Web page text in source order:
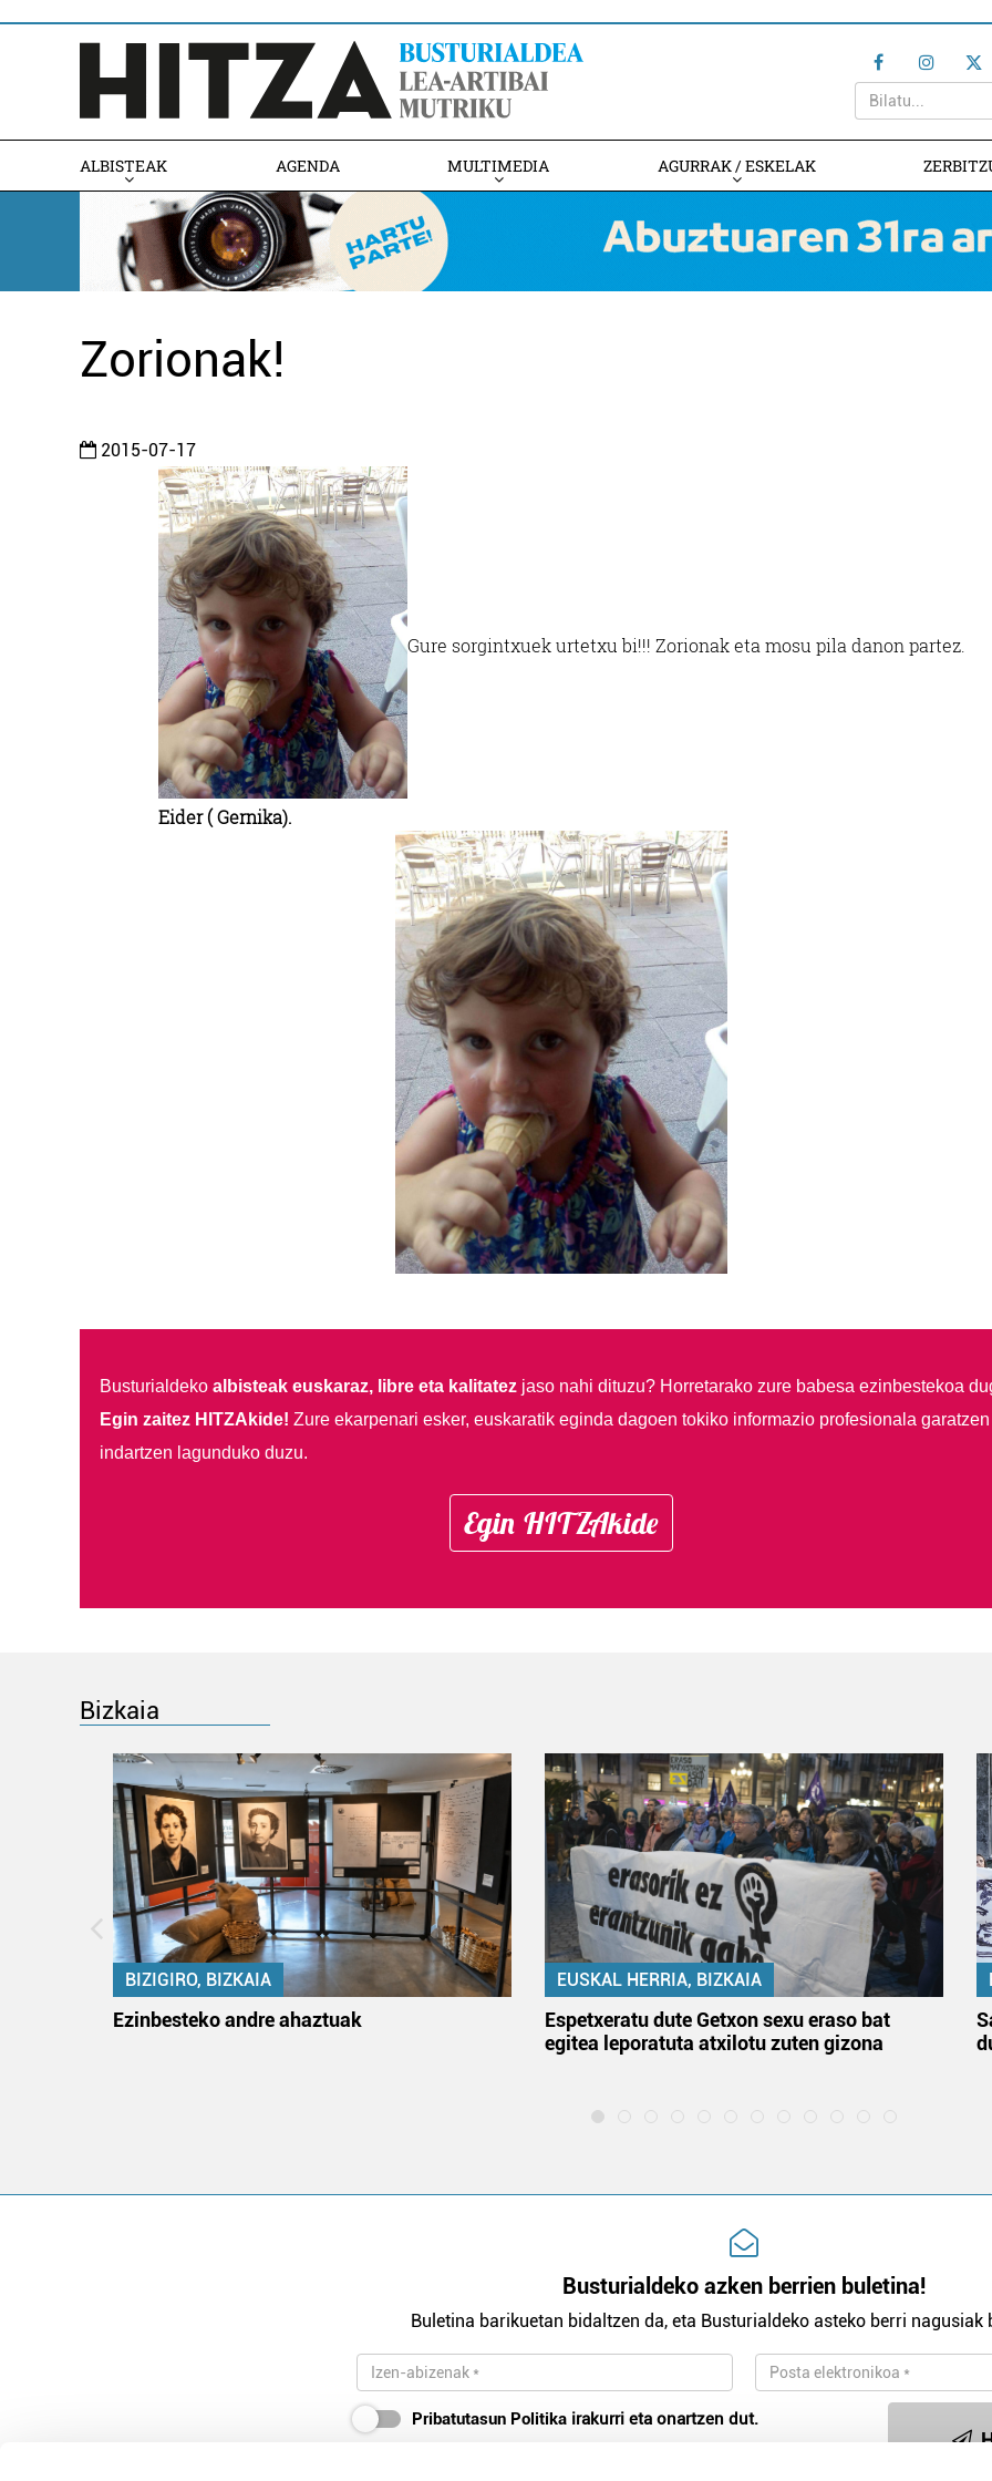
ALBISTEAK AGENDA MULTIMEDIA AGURRAK / ESKELAK
Zorionak!
2015-07-17
Eider ( Gernika).
Gure sorgintxuek urtetxu bi!!! Zorionak eta mosu pila danon partez.
Busturialdeko albisteak euskaraz, libre eta kalitatezjaso nahi dituzu? Horretarako zure babesa ezinbestekoa
Egin zaitez HITZAkide! Zure ekarpenari esker, euskaratik eginda dagoen tokiko informazio profesionala garatzen
indartzen lagunduko duzu.
Egin HITZAkide
Bizkaia
BIZIGIRO, BIZKAIA
Ezinbesteko andre ahaztuak
EUSKAL HERRIA, BIZKAIA
Espetxeratu dute Getxon sexu eraso bat
egitea leporatuta atxilotu zuten gizona
Busturialdeko azken berrien buletina!
Buletina barikuetan bidaltzen da, eta Busturialdeko asteko berri nagusiak
Pribatutasun Politika irakurri eta onartzen dut.